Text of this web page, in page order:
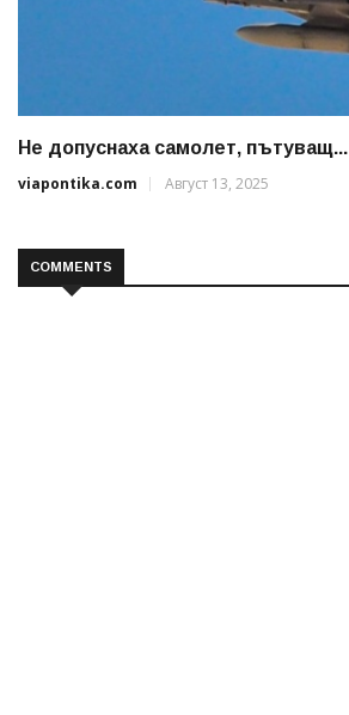
Не допуснаха самолет, пътуващ...
viapontika.com
Август 13, 2025
COMMENTS